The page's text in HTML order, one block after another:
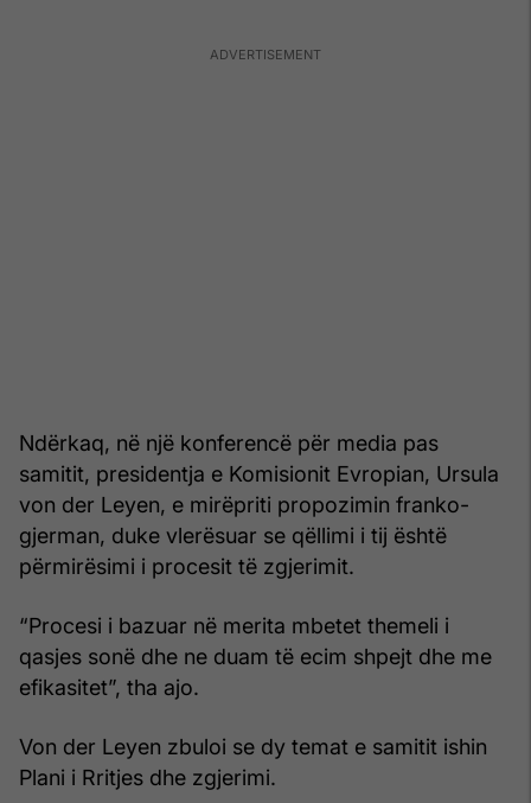
Ndërkaq, në një konferencë për media pas
samitit, presidentja e Komisionit Evropian, Ursula
von der Leyen, e mirëpriti propozimin franko-
gjerman, duke vlerësuar se qëllimi i tij është
përmirësimi i procesit të zgjerimit.
“Procesi i bazuar në merita mbetet themeli i
qasjes sonë dhe ne duam të ecim shpejt dhe me
efikasitet”, tha ajo.
Von der Leyen zbuloi se dy temat e samitit ishin
Plani i Rritjes dhe zgjerimi.